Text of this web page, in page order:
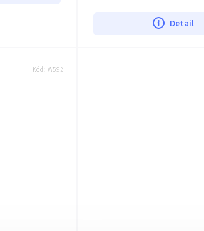
Detail
Kód:W592